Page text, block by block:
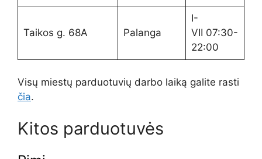
Taikos g. 68A Palanga
I-
VII 07:30-
22:00
Visų miestų parduotuvių darbo laiką galite rasti
čia.
Kitos parduotuvės